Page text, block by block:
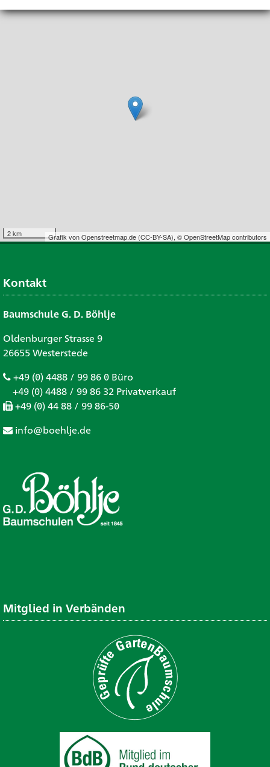
2 km Grafik vonOpenstreetmap.de (CC-BY-SA), © OpenStreetMap contributors
Kontakt
Baumschule G. D. Böhlje
Oldenburger Strasse 9
26655 Westerstede
+49 (0) 4488 / 99 86 0 Büro
+49 (0) 4488 / 99 86 32 Privatverkauf
+49 (0) 44 88 / 99 86-50
info@boehlje.de
Mitglied in Verbänden